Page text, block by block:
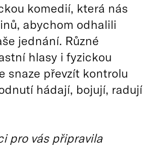
komedií, která nás
abychom odhalili
jednání. Různé
hlasy i fyzickou
snaze převzít kontrolu
hádají, bojují, radují
pro vás připravila